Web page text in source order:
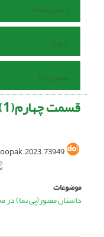
ارسال مقاله
داوران
تماس با ما
قسمت چهارم(1)
موضوعات
داستان مصور(پی نما) در